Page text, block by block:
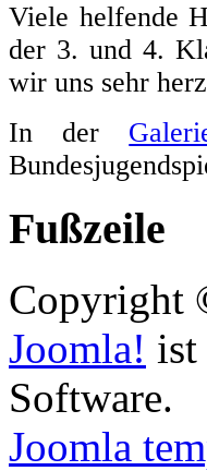
Viele helfende
der 3. und 4.
wir uns sehr
In der
Fußzeile
Copyright
Joomla! ist
Software.
Joomla